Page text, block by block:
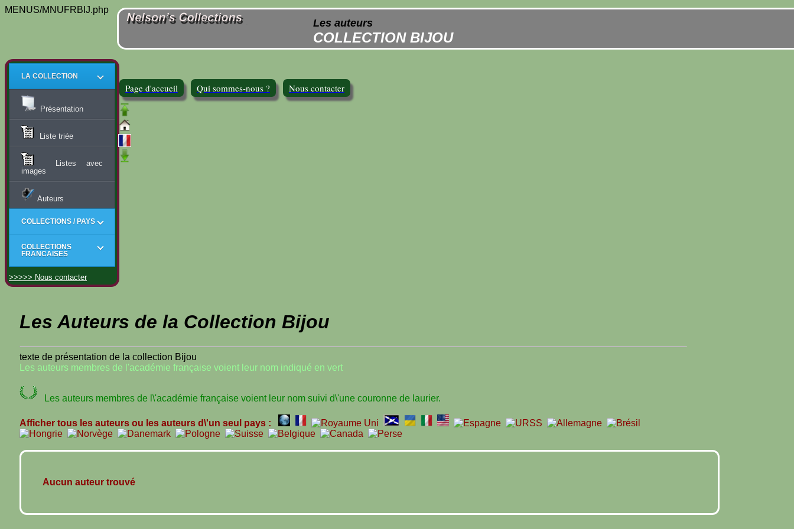
MENUS/MNUFRBIJ.php
Les auteurs
COLLECTION BIJOU
LA COLLECTION
Présentation
Liste triée
Listes avec
images
Auteurs
COLLECTIONS / PAYS
COLLECTIONS
FRANCAISES
>>>>> Nous contacter
Les Auteurs de la Collection Bijou
texte de présentation de la collection Bijou
Les auteurs membres de l'académie française voient leur nom indiqué en vert
Les auteurs membres de l\'académie française voient leur nom suivi d\'une couronne de laurier.
Afficher tous les auteurs ou les auteurs d\'un seul pays :
Aucun auteur trouvé
Page d'accueil Qui sommes-nous ? Nous contacter